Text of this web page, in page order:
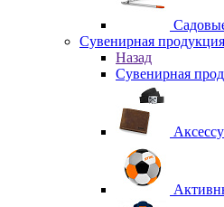
Сувенирная продукция
Назад
Сувенирная